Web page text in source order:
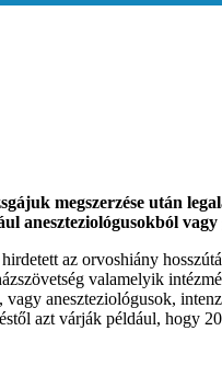
megszerzése után
aneszteziológusokból
az orvoshiány
valamelyik
aneszteziológusok,
azt várják például, hogy